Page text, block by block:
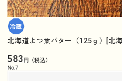
北海道よつ葉バター（125ｇ）[北
583円（税込）
No. 7